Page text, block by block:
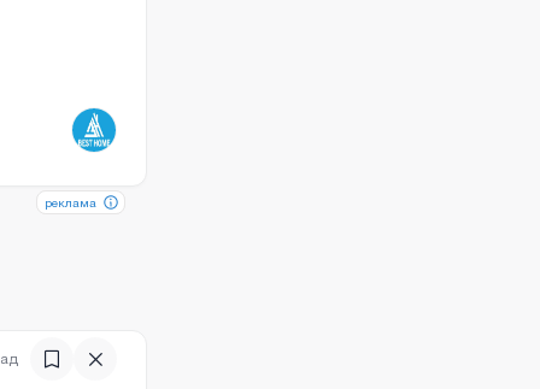
реклама
реклама